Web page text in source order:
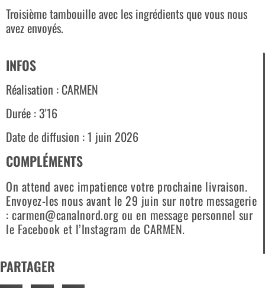
Troisième tambouille avec les ingrédients que vous nous
avez envoyés.
INFOS
Réalisation : CARMEN
Durée : 3'16
Date de diffusion : 1 juin 2026
COMPLÉMENTS
On attend avec impatience votre prochaine livraison.
Envoyez-les nous avant le 29 juin sur notre messagerie
: carmen@canalnord.org ou en message personnel sur
le Facebook et l’Instagram de CARMEN.
PARTAGER